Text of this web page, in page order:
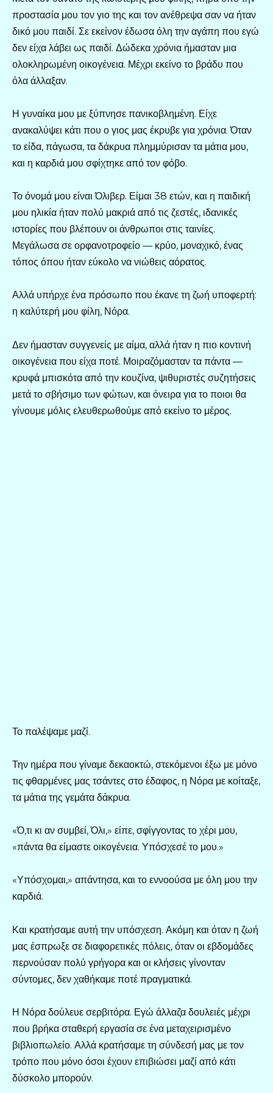
προστασία μου τον γιο της και τον ανέθρεψα σαν να ήταν
δικό μου παιδί. Σε εκείνον έδωσα όλη την αγάπη που εγώ
δεν είχα λάβει ως παιδί. Δώδεκα χρόνια ήμασταν μια
ολοκληρωμένη οικογένεια. Μέχρι εκείνο το βράδυ που
όλα άλλαξαν.
Η γυναίκα μου με ξύπνησε πανικοβλημένη. Είχε
ανακαλύψει κάτι που ο γιος μας έκρυβε για χρόνια. Όταν
το είδα, πάγωσα, τα δάκρυα πλημμύρισαν τα μάτια μου,
και η καρδιά μου σφίχτηκε από τον φόβο.
Το όνομά μου είναι Όλιβερ. Είμαι 38 ετών, και η παιδική
μου ηλικία ήταν πολύ μακριά από τις ζεστές, ιδανικές
ιστορίες που βλέπουν οι άνθρωποι στις ταινίες.
Μεγάλωσα σε ορφανοτροφείο — κρύο, μοναχικό, ένας
τόπος όπου ήταν εύκολο να νιώθεις αόρατος.
Αλλά υπήρχε ένα πρόσωπο που έκανε τη ζωή υποφερτή:
η καλύτερή μου φίλη, Νόρα.
Δεν ήμασταν συγγενείς με αίμα, αλλά ήταν η πιο κοντινή
οικογένεια που είχα ποτέ. Μοιραζόμασταν τα πάντα —
κρυφά μπισκότα από την κουζίνα, ψιθυριστές συζητήσεις
μετά το σβήσιμο των φώτων, και όνειρα για το ποιοι θα
γίνουμε μόλις ελευθερωθούμε από εκείνο το μέρος.
Το παλέψαμε μαζί.
Την ημέρα που γίναμε δεκαοκτώ, στεκόμενοι έξω με μόνο
τις φθαρμένες μας τσάντες στο έδαφος, η Νόρα με κοίταξε,
τα μάτια της γεμάτα δάκρυα.
«Ό,τι κι αν συμβεί, Όλι,» είπε, σφίγγοντας το χέρι μου,
«πάντα θα είμαστε οικογένεια. Υπόσχεσέ το μου.»
«Υπόσχομαι,» απάντησα, και το εννοούσα με όλη μου την
καρδιά.
Και κρατήσαμε αυτή την υπόσχεση. Ακόμη και όταν η ζωή
μας έσπρωξε σε διαφορετικές πόλεις, όταν οι εβδομάδες
περνούσαν πολύ γρήγορα και οι κλήσεις γίνονταν
σύντομες, δεν χαθήκαμε ποτέ πραγματικά.
Η Νόρα δούλευε σερβιτόρα. Εγώ άλλαζα δουλειές μέχρι
που βρήκα σταθερή εργασία σε ένα μεταχειρισμένο
βιβλιοπωλείο. Αλλά κρατήσαμε τη σύνδεσή μας με τον
τρόπο που μόνο όσοι έχουν επιβιώσει μαζί από κάτι
δύσκολο μπορούν.